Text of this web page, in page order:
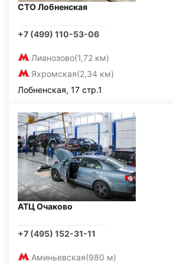
СТО Лобненская
+7 (499) 110-53-06
Лианозово(1,72 км)
Яхромская(2,34 км)
Лобненская, 17 стр.1
АТЦ Очаково
+7 (495) 152-31-11
Аминьевская(980 м)